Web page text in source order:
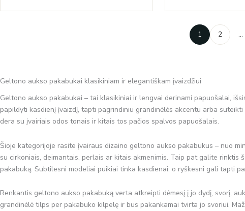
through
1 2 …
Geltono aukso pakabukai klasikiniam ir elegantiškam įvaizdžiui
Geltono aukso pakabukai – tai klasikiniai ir lengvai derinami papuošalai,
papildyti kasdienį įvaizdį, tapti pagrindiniu grandinėlės akcentu arba
dera su įvairiais odos tonais ir kitais tos pačios spalvos papuošalais.
Šioje kategorijoje rasite įvairaus dizaino geltono aukso pakabukus – nuo
su cirkoniais, deimantais, perlais ar kitais akmenimis. Taip pat galite rinktis
pakabuką. Subtilesni modeliai puikiai tinka kasdienai, o ryškesni gali tapti
Renkantis geltono aukso pakabuką verta atkreipti dėmesį į jo dydį, svorį,
grandinėlė tilps per pakabuko kilpelę ir bus pakankamai tvirta jo svoriui.